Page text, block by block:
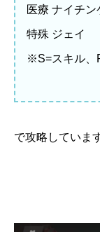
医療 ナイチ
特殊 ジェ
※S=スキル、
で攻略していま